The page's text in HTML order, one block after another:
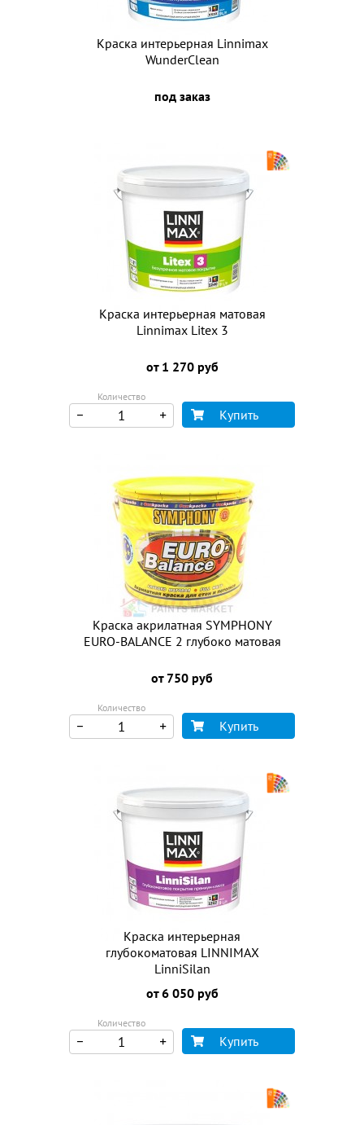
Краска интерьерная Linnimax
WunderClean
под заказ
Краска интерьерная матовая
Linnimax Litex 3
от 1 270 руб
Количество
Купить
Краска акрилатная SYMPHONY
EURO-BALANCE 2 глубоко матовая
от 750 руб
Количество
Купить
Краска интерьерная
глубокоматовая LINNIMAX
LinniSilan
от 6 050 руб
Количество
Купить